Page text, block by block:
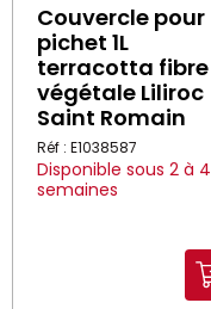
Couvercle pour
pichet 1L
terracotta fibre
végétale Liliroc
Saint Romain
Réf : E1038587
Disponible sous 2 à 4
semaines